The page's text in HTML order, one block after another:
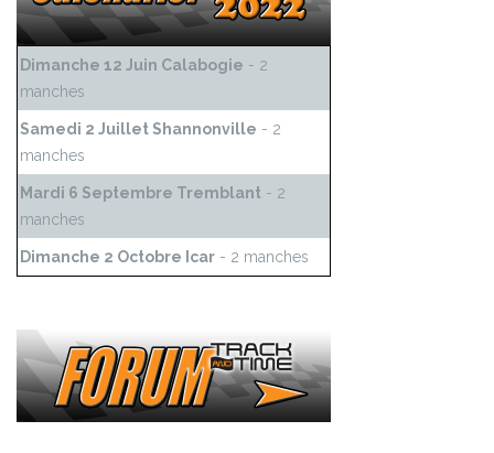
Dimanche 12 Juin Calabogie - 2
manches
Samedi 2 Juillet Shannonville - 2
manches
Mardi 6 Septembre Tremblant - 2
manches
Dimanche 2 Octobre Icar - 2 manches